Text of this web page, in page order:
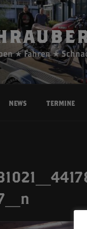
★ Fahren ★
News Termine